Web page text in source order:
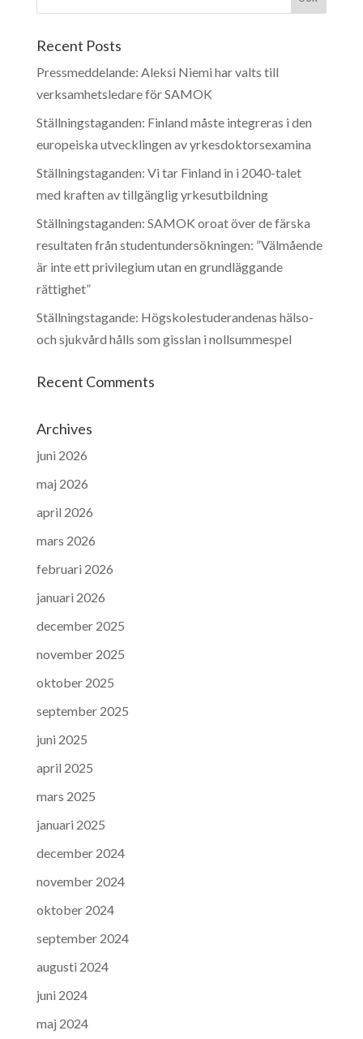
Recent Posts
Pressmeddelande: Aleksi Niemi har valts till
verksamhetsledare för SAMOK
Ställningstaganden: Finland måste integreras i den
europeiska utvecklingen av yrkesdoktorsexamina
Ställningstaganden: Vi tar Finland in i 2040-talet
med kraften av tillgänglig yrkesutbildning
Ställningstaganden: SAMOK oroat över de färska
resultaten från studentundersökningen: ”Välmående
är inte ett privilegium utan en grundläggande
rättighet”
Ställningstagande: Högskolestuderandenas hälso-
och sjukvård hålls som gisslan i nollsummespel
Recent Comments
Archives
juni 2026
maj 2026
april 2026
mars 2026
februari 2026
januari 2026
december 2025
november 2025
oktober 2025
september 2025
juni 2025
april 2025
mars 2025
januari 2025
december 2024
november 2024
oktober 2024
september 2024
augusti 2024
juni 2024
maj 2024